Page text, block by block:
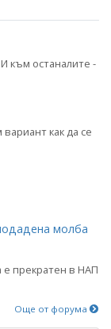
към останалите -
как да се
молба
е прекратен в НАП
Още от форума